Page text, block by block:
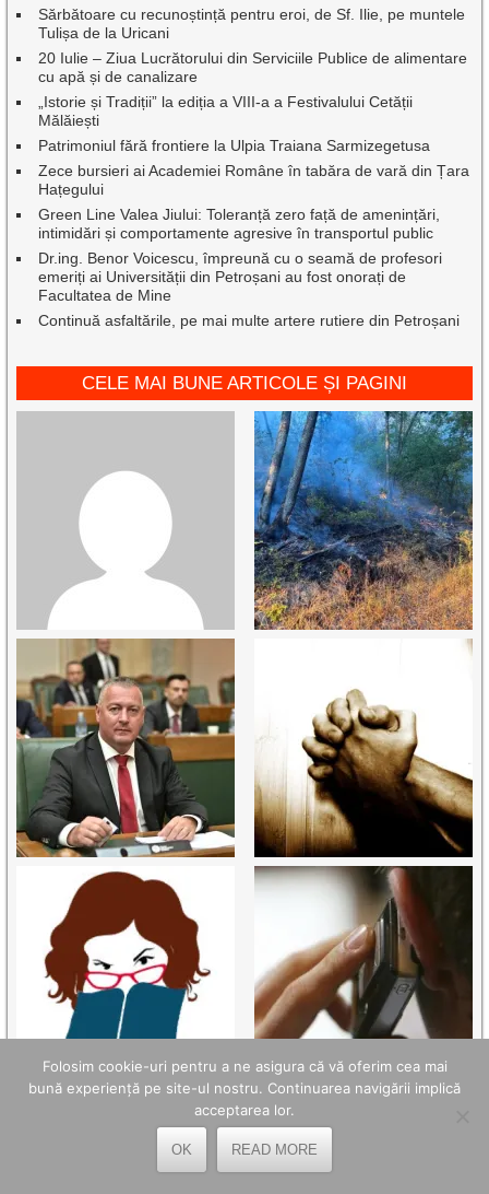
Sărbătoare cu recunoștință pentru eroi, de Sf. Ilie, pe muntele
Tulișa de la Uricani
20 Iulie – Ziua Lucrătorului din Serviciile Publice de alimentare
cu apă și de canalizare
„Istorie și Tradiții” la ediția a VIII-a a Festivalului Cetății
Mălăiești
Patrimoniul fără frontiere la Ulpia Traiana Sarmizegetusa
Zece bursieri ai Academiei Române în tabăra de vară din Țara
Hațegului
Green Line Valea Jiului: Toleranță zero față de amenințări,
intimidări și comportamente agresive în transportul public
Dr.ing. Benor Voicescu, împreună cu o seamă de profesori
emeriți ai Universității din Petroșani au fost onorați de
Facultatea de Mine
Continuă asfaltările, pe mai multe artere rutiere din Petroșani
CELE MAI BUNE ARTICOLE ȘI PAGINI
Folosim cookie-uri pentru a ne asigura că vă oferim cea mai
bună experiență pe site-ul nostru. Continuarea navigării implică
acceptarea lor.
OK READ MORE